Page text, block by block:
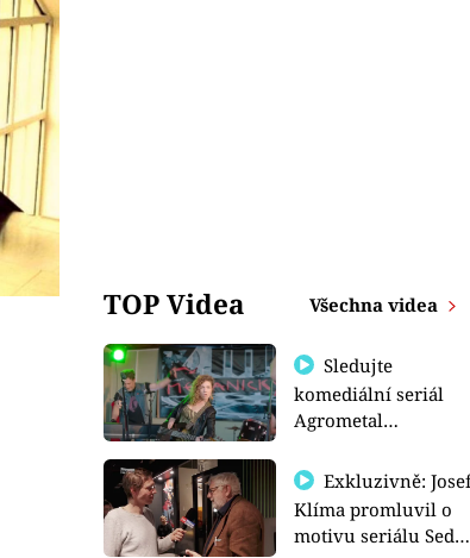
TOP Videa Všechna videa
Sledujte
komediální seriál
Agrometal
prima+
Exkluzivně: Josef
Klíma promluvil o
motivu seriálu Sedm